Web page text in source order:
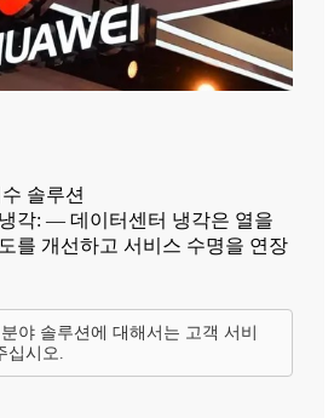
솔루션
각: — 데이터센터 냉각은 열을
를 개선하고 서비스 수명을 연장
야 솔루션에 대해서는 고객 서비
시오.